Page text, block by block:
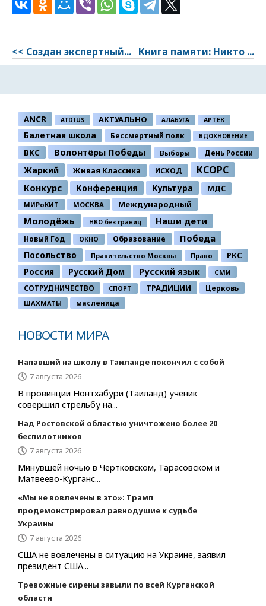
<< Создан экспертный... Книга памяти: Никто ...
ANCR ATDIUS АКТУАЛЬНО АЛАБУГА АРТЕК
Балетная школа Бессмертный полк ВДОХНОВЕНИЕ
ВКС Волонтёры Победы Выборы День России
Жаркий Живая Классика ИСХОД КСОРС
Конкурс Конференция Культура МДС
МИРоКИТ МОСКВА Международный
Молодёжь НКО без границ Наши дети
Новый Год ОКНО Образование Победа
Посольство Правительство Москвы Право РКС
Россия Русский Дом Русский язык СМИ
СОТРУДНИЧЕСТВО СПОРТ ТРАДИЦИИ Церковь
ШАХМАТЫ масленица
НОВОСТИ МИРА
Напавший на школу в Таиланде покончил с собой
7 августа 2026
В провинции Нонтхабури (Таиланд) ученик
совершил стрельбу на...
Над Ростовской областью уничтожено более 20
беспилотников
7 августа 2026
Минувшей ночью в Чертковском, Тарасовском и
Матвеево-Курганс...
«Мы не вовлечены в это»: Трамп
продемонстрировал равнодушие к судьбе
Украины
7 августа 2026
США не вовлечены в ситуацию на Украине, заявил
президент США...
Тревожные сирены завыли по всей Курганской
области